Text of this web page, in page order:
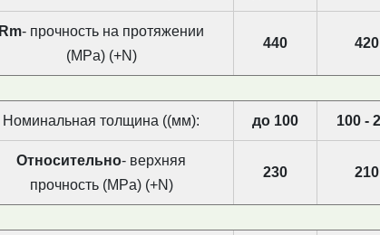
Rm- прочность на протяжении
(MPa) (+N)
440 420
Номинальная толщина ((мм): до 100 100 -
Относительно- верхняя
прочность (MPa) (+N)
230 210